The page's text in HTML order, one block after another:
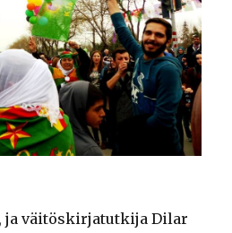
väitöskirjatutkija Dilar